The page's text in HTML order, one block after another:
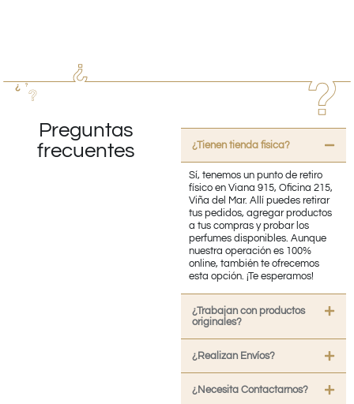
Preguntas
frecuentes
¿Tienen tienda fisica?
Sí, tenemos un punto de retiro
físico en Viana 915, Oficina 215,
Viña del Mar. Allí puedes retirar
tus pedidos, agregar productos
a tus compras y probar los
perfumes disponibles. Aunque
nuestra operación es 100%
online, también te ofrecemos
esta opción. ¡Te esperamos!
¿Trabajan con productos
originales?
¿Realizan Envíos?
¿Necesita Contactarnos?